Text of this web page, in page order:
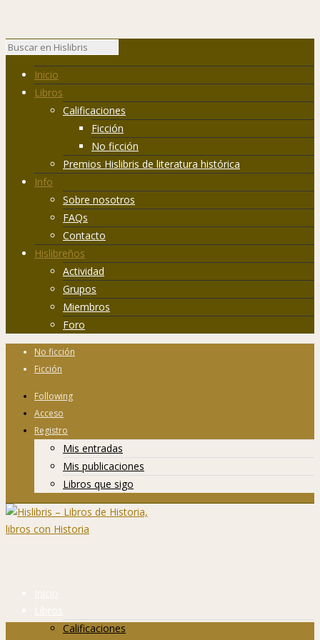
Inicio
Libros
Calificaciones
Ficción
No ficción
Premios Hislibris de literatura histórica
Info
Sobre nosotros
FAQs
Contacto
Hislibreños
Actividad
Grupos
Miembros
Foro
No ficción
Ficción
Following
Acceso
Registro
Mis entradas
Mis publicaciones
Libros que sigo
Inicio
Libros
Calificaciones